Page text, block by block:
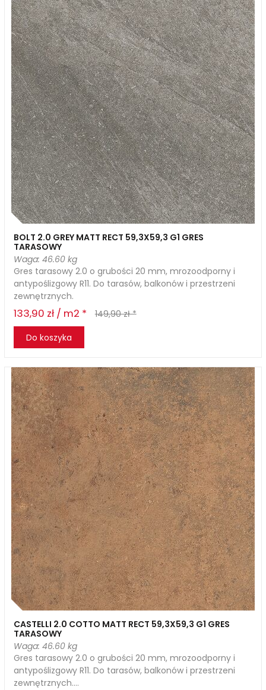
BOLT 2.0 GREY MATT RECT 59,3X59,3 G1 GRES
TARASOWY
Waga: 46.60 kg
Gres tarasowy 2.0 o grubości 20 mm, mrozoodporny i
antypoślizgowy R11. Do tarasów, balkonów i przestrzeni
zewnętrznych.
133,90 zł / m2 *
149,90 zł *
Do koszyka
CASTELLI 2.0 COTTO MATT RECT 59,3X59,3 G1 GRES
TARASOWY
Waga: 46.60 kg
Gres tarasowy 2.0 o grubości 20 mm, mrozoodporny i
antypoślizgowy R11. Do tarasów, balkonów i przestrzeni
zewnętrznych....